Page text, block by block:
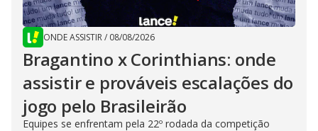
ONDE ASSISTIR/ 08/08/2026
Bragantino x Corinthians: onde
assistir e prováveis escalações do
jogo pelo Brasileirão
Equipes se enfrentam pela 22º rodada da competição